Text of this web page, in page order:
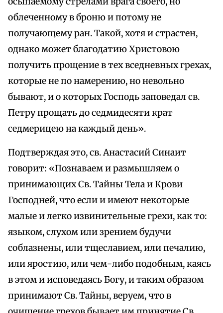
облеченному в броню и потому не
получающему ран. Такой, хотя и страстен,
однако может благодатию Христовою
получить прощение в тех вседневных грехах,
которые не по намерению, но невольно
бывают, и о которых Господь заповедал св.
Петру прощать до седмидесяти крат
седмерицею на каждый день».
Подтверждая это, св. Анастасий Синаит
говорит: «Познаваем и размышляем о
принимающих Св. Тайны Тела и Крови
Господней, что если и имеют некоторые
малые и легко извинительные грехи, как то:
языком, слухом или зрением будучи
соблазнены, или тщеславием, или печалию,
или яростию, или чем-либо подобным, каясь
в этом и исповедаясь Богу, и таким образом
принимают Св. Тайны, веруем, что в